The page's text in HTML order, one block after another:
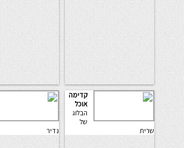
קדימה
אוכל
הבלוג
של
שרית
נדיר